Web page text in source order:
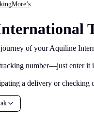
of your Aquiline
number—just enter it
a delivery or checking